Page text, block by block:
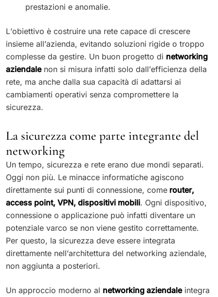
prestazioni e anomalie.
L’obiettivo è costruire una rete capace di crescere
insieme all’azienda, evitando soluzioni rigide o troppo
complesse da gestire. Un buon progetto di networking
aziendalenon si misura infatti solo dall’efficienza della
rete, ma anche dalla sua capacità di adattarsi ai
cambiamenti operativi senza compromettere la
sicurezza.
La sicurezza come parte integrante del
networking
Un tempo, sicurezza e rete erano due mondi separati.
Oggi non più. Le minacce informatiche agiscono
direttamente sui punti di connessione, come router,
access point, VPN, dispositivi mobili. Ogni dispositivo,
connessione o applicazione può infatti diventare un
potenziale varco se non viene gestito correttamente.
Per questo, la sicurezza deve essere integrata
direttamente nell’architettura del networking aziendale,
non aggiunta a posteriori.
Un approccio moderno al networking aziendaleintegra